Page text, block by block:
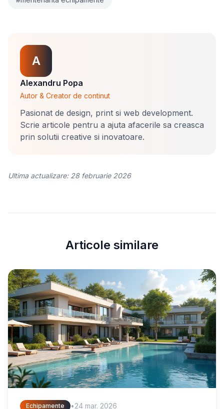
A
Alexandru Popa
Autor & Creator de continut
Pasionat de design, print si web development.
Scrie articole pentru a ajuta afacerile sa creasca
prin solutii creative si inovatoare.
Ultima actualizare: 28 februarie 2026
Articole similare
Echipamente •24 mar. 2026